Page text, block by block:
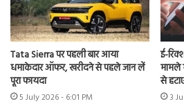
Tata Sierra पर पहली बार आया
धमाकेदार ऑफर, खरीदने से पहले जान लें
पूरा फायदा
5 July 2026 - 6:01 PM
ई-
मामले
से
3